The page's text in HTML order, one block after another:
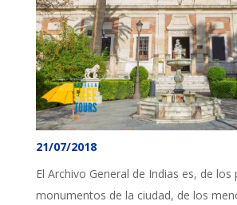
21/07/2018
El Archivo General de Indias es, de los
monumentos de la ciudad, de los